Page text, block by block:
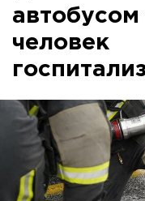
человек